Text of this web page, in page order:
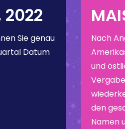
2022
Sie genau
Datum
Nach
und
den
Namen